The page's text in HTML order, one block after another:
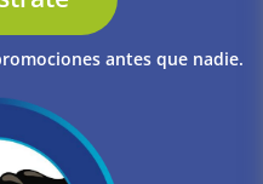
antes que nadie.